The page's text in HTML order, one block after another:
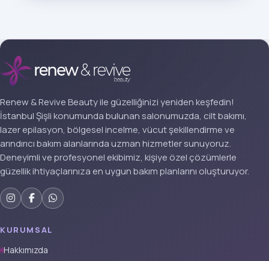
Renew & Revive Beauty ile güzelliğinizi yeniden keşfedin!
İstanbul Şişli konumunda bulunan salonumuzda, cilt bakımı,
lazer epilasyon, bölgesel incelme, vücut şekillendirme ve
arındırıcı bakım alanlarında uzman hizmetler sunuyoruz.
Deneyimli ve profesyonel ekibimiz, kişiye özel çözümlerle
güzellik ihtiyaçlarınıza en uygun bakım planlarını oluşturuyor.
KURUMSAL
Hakkımızda